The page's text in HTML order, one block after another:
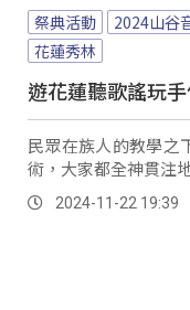
祭典活動 2024山谷
花蓮秀林
遊花蓮聽歌謠玩
民眾在族人的教學之
術，大家都全神貫注
2024-11-22 19:39